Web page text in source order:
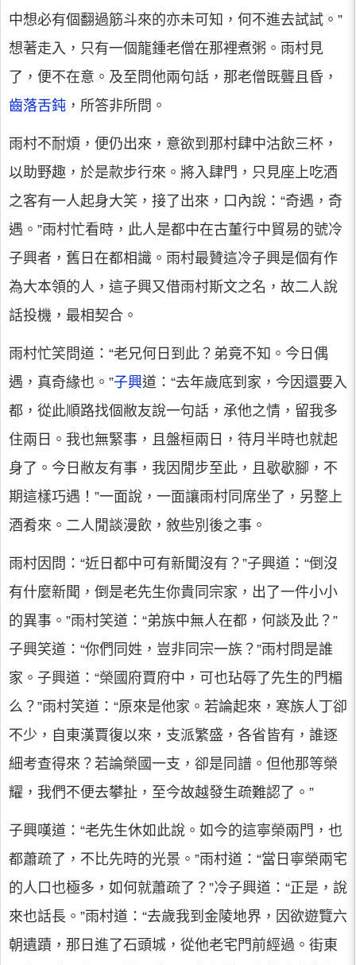
中想必有個翻過筋斗來的亦未可知，何不進去試試。”
想著走入，只有一個龍鍾老僧在那裡煮粥。雨村見
了，便不在意。及至問他兩句話，那老僧既聾且昏，
齒落舌鈍 ，所答非所問。
雨村不耐煩，便仍出來，意欲到那村肆中沽飲三杯，
以助野趣，於是款步行來。將入肆門，只見座上吃酒
之客有一人起身大笑，接了出來，口內說：“奇遇，奇
遇。”雨村忙看時，此人是都中在古董行中貿易的號冷
子興者，舊日在都相識。雨村最贊這冷子興是個有作
為大本領的人，這子興又借雨村斯文之名，故二人說
話投機，最相契合。
雨村忙笑問道：“老兄何日到此？弟竟不知。今日偶
遇，真奇緣也。”子興道：“去年歲底到家，今因還要入
都，從此順路找個敝友說一句話，承他之情，留我多
住兩日。我也無緊事，且盤桓兩日，待月半時也就起
身了。今日敝友有事，我因閒步至此，且歇歇腳，不
期這樣巧遇！”一面說，一面讓雨村同席坐了，另整上
酒肴來。二人閒談漫飲，敘些別後之事。
雨村因問：“近日都中可有新聞沒有？”子興道：“倒沒
有什麼新聞，倒是老先生你貴同宗家，出了一件小小
的異事。”雨村笑道：“弟族中無人在都，何談及此？”
子興笑道：“你們同姓，豈非同宗一族？”雨村問是誰
家。子興道：“榮國府賈府中，可也玷辱了先生的門楣
么？”雨村笑道：“原來是他家。若論起來，寒族人丁卻
不少，自東漢賈復以來，支派繁盛，各省皆有，誰逐
細考查得來？若論榮國一支，卻是同譜。但他那等榮
耀，我們不便去攀扯，至今故越發生疏難認了。”
子興嘆道：“老先生休如此說。如今的這寧榮兩門，也
都蕭疏了，不比先時的光景。”雨村道：“當日寧榮兩宅
的人口也極多，如何就蕭疏了？”冷子興道：“正是，說
來也話長。”雨村道：“去歲我到金陵地界，因欲遊覽六
朝遺蹟，那日進了石頭城，從他老宅門前經過。街東